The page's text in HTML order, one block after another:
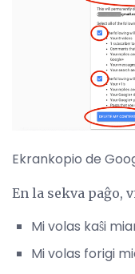
Ekrankopio de
En la sekva paĝo,
Mi volas kaŝi
Mi volas forigi